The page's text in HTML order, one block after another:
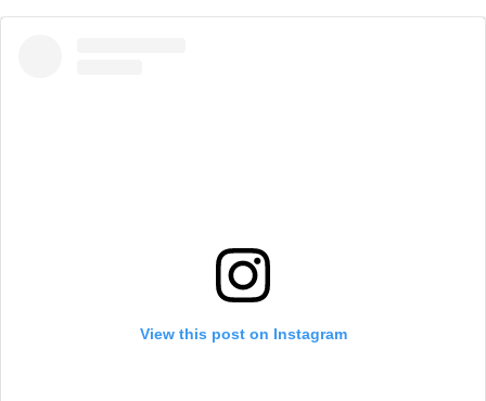
View this post on Instagram